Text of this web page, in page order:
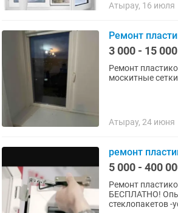
Атырау, 16 июля
Ремонт
3 000 - 15
Ремонт
москитные
Атырау, 24 июня
ремонт
5 000 - 400
Ремонт пластиковых
БЕСПЛАТНО! Опыт работы более 10